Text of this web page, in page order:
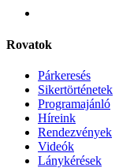
Rovatok
Párkeresés
Sikertörténetek
Programajánló
Híreink
Rendezvények
Videók
Lánykérések